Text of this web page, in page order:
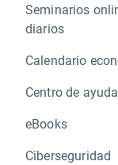
Seminarios
diarios
Calendario
Centro de ayuda
eBooks
Ciberseguridad